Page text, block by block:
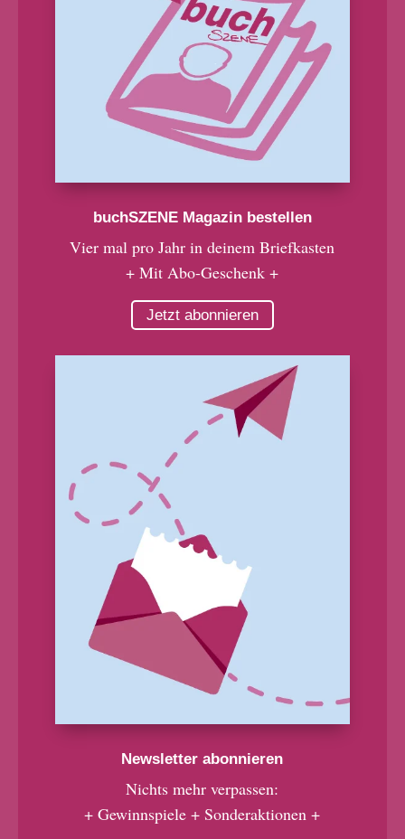
buchSZENE Magazin bestellen
Vier mal pro Jahr in deinem Briefkasten
+ Mit Abo-Geschenk +
Jetzt abonnieren
Newsletter abonnieren
Nichts mehr verpassen:
+ Gewinnspiele + Sonderaktionen +